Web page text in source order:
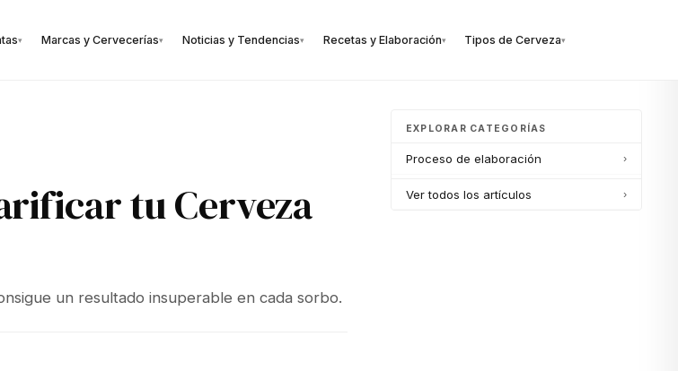
▾ Marcas y Cervecerías▾ Noticias y Tendencias▾ Recetas y Elaboración▾ Tipos de Cerveza▾
tu Cerveza
un resultado insuperable en cada sorbo.
EXPLORAR CATEGORÍAS
Proceso de elaboración ›
Ver todos los artículos ›